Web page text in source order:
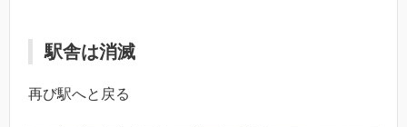
駅舎は消滅
再び駅へと戻る